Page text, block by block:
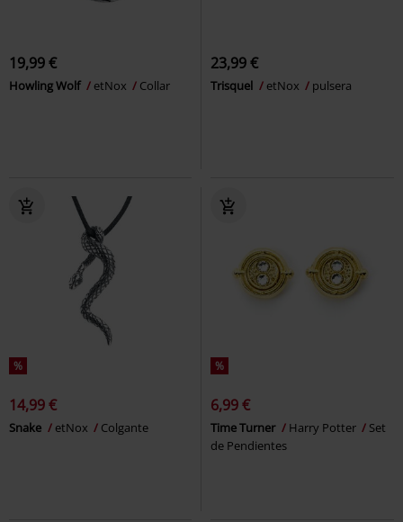
19,99 €
Howling Wolf etNox Collar
23,99 €
Trisquel etNox pulsera
%
14,99 €
Snake etNox Colgante
%
6,99 €
Time Turner Harry Potter
Set
de Pendientes